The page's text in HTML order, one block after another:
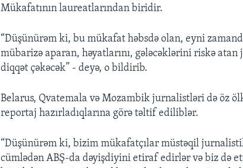
Mükafatının laureatlarından biridir.
“Düşünürəm ki, bu mükafat həbsdə olan, eyni
mübarizə aparan, həyatlarını, gələcəklərini riskə
diqqət çəkəcək” - deyə, o bildirib.
Belarus, Qvatemala və Mozambik jurnalistləri də öz
reportaj hazırladıqlarına görə təltif ediliblər.
“Düşünürəm ki, bizim mükafatçılar müstəqil
cümlədən ABŞ-da dəyişdiyini etiraf edirlər və biz də